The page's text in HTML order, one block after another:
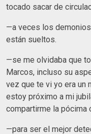
tocado sacar de
—a veces los
están sueltos.
—se me olvidaba que
Marcos, incluso su
vez que te vi yo era un
estoy próximo a mi
compartirme la pócima
—para ser el mejor